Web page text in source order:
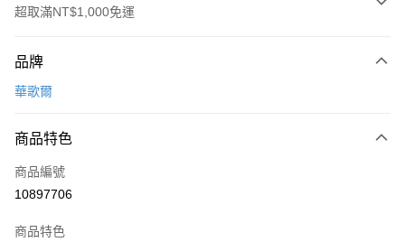
超取滿NT$1,000免運
信用卡一次付款
LINE Pay
街口支付
品牌
華歌爾
商品特色
商品編號
10897706
商品特色